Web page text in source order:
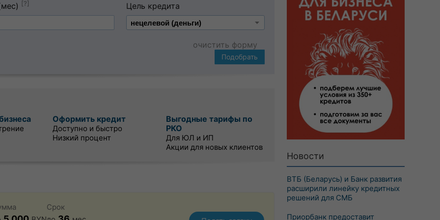
[?] Цель кредита
очистить форму
Подобрать
Оформить кредит
Доступно и быстро
Низкий процент
Выгодные тарифы по
РКО
Для ЮЛ и ИП
Акции для новых клиентов
Срок
Новости
ВТБ (Беларусь) и Банк развития
расширили линейку кредитных
решений для СМБ
Приорбанк предоставит